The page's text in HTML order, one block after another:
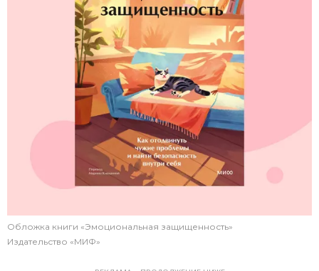
Обложка книги «Эмоциональная защищенность»
Издательство «МИФ»